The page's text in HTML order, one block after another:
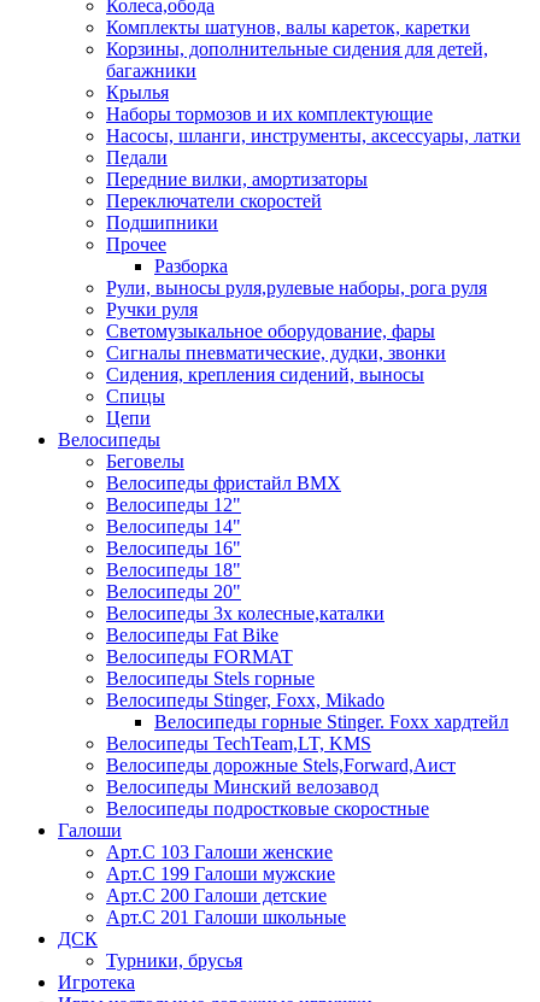
Колеса,обода
Комплекты шатунов, валы кареток, каретки
Корзины, дополнительные сидения для детей,
багажники
Крылья
Наборы тормозов и их комплектующие
Насосы, шланги, инструменты, аксессуары, латки
Педали
Передние вилки, амортизаторы
Переключатели скоростей
Подшипники
Прочее
Разборка
Рули, выносы руля,рулевые наборы, рога руля
Ручки руля
Светомузыкальное оборудование, фары
Сигналы пневматические, дудки, звонки
Сидения, крепления сидений, выносы
Спицы
Цепи
Велосипеды
Беговелы
Велосипеды фристайл ВМХ
Велосипеды 12"
Велосипеды 14"
Велосипеды 16"
Велосипеды 18"
Велосипеды 20"
Велосипеды 3х колесные,каталки
Велосипеды Fat Bike
Велосипеды FORMAT
Велосипеды Stels горные
Велосипеды Stinger, Foxx, Mikado
Велосипеды горные Stinger. Foxx хардтейл
Велосипеды TechTeam,LT, KMS
Велосипеды дорожные Stels,Forward,Аист
Велосипеды Минский велозавод
Велосипеды подростковые скоростные
Галоши
Арт.С 103 Галоши женские
Арт.С 199 Галоши мужские
Арт.С 200 Галоши детские
Арт.С 201 Галоши школьные
ДСК
Турники, брусья
Игротека